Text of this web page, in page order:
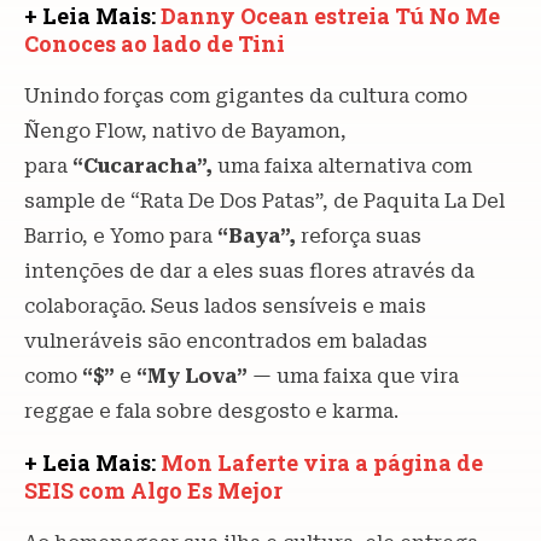
+ Leia Mais:Danny Ocean estreia Tú No Me
Conoces ao lado de Tini
Unindo forças com gigantes da cultura como
Ñengo Flow, nativo de Bayamon,
para “Cucaracha”, uma faixa alternativa com
sample de “Rata De Dos Patas”, de Paquita La Del
Barrio, e Yomo para “Baya”, reforça suas
intenções de dar a eles suas flores através da
colaboração. Seus lados sensíveis e mais
vulneráveis são encontrados em baladas
como “$” e “My Lova” — uma faixa que vira
reggae e fala sobre desgosto e karma.
+ Leia Mais: Mon Laferte vira a página de
SEIS com Algo Es Mejor